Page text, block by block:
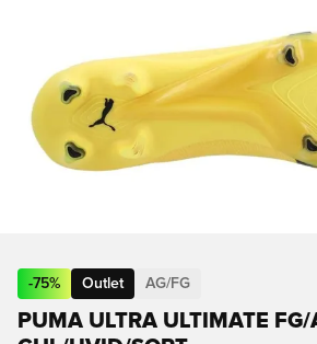
-75% Outlet AG/FG
PUMA ULTRA ULTIMATE FG/